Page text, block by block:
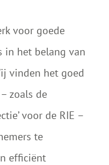
voor goede
in het belang van
vinden het goed
zoals de
voor de RIE –
te
efficiënt